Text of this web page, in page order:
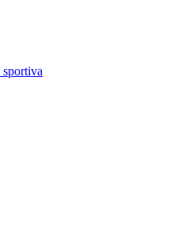
sportiva